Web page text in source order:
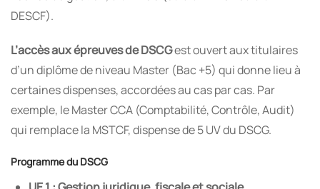
DESCF).
L’accès aux épreuves de DSCGest ouvert aux titulaires
d’un diplôme de niveau Master (Bac +5) qui donne lieu à
certaines dispenses, accordées au cas par cas. Par
exemple, le Master CCA (Comptabilité, Contrôle, Audit)
qui remplace la MSTCF, dispense de 5 UV du DSCG.
Programme du DSCG